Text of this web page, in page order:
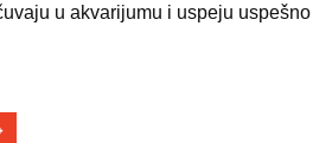
u akvarijumu i uspeju uspešno